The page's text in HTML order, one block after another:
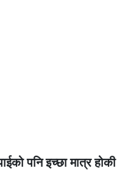
पनि इच्छा मात्र